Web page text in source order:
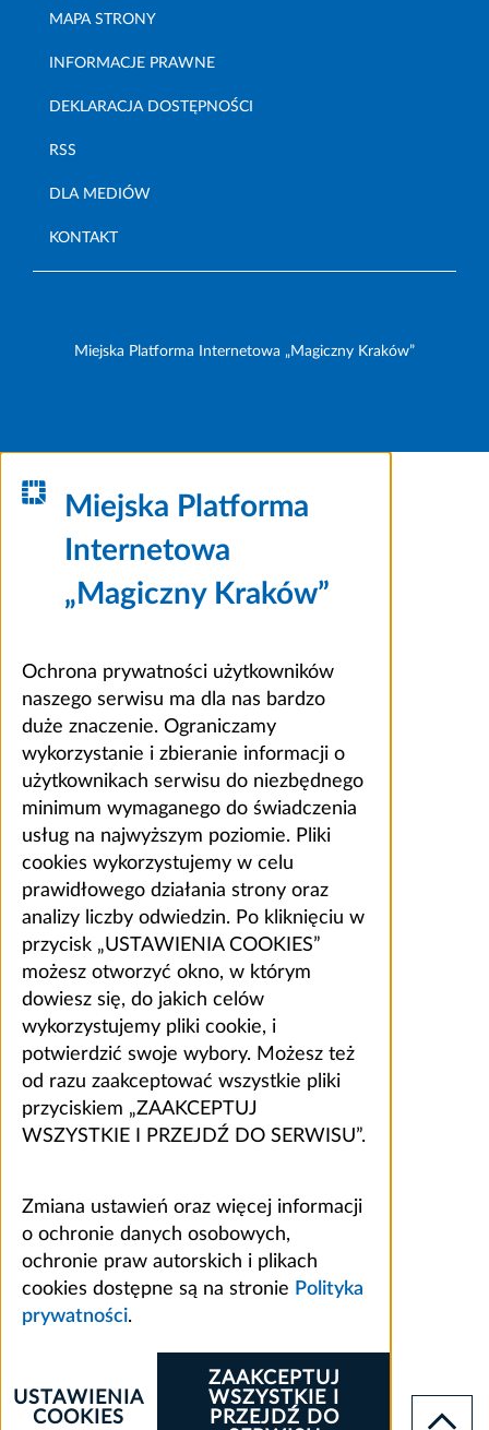
MAPA STRONY
INFORMACJE PRAWNE
DEKLARACJA DOSTĘPNOŚCI
RSS
DLA MEDIÓW
KONTAKT
Miejska Platforma Internetowa „Magiczny Kraków”
Miejska Platforma
Internetowa
„Magiczny Kraków”
Ochrona prywatności użytkowników
naszego serwisu ma dla nas bardzo
duże znaczenie. Ograniczamy
wykorzystanie i zbieranie informacji o
użytkownikach serwisu do niezbędnego
minimum wymaganego do świadczenia
usług na najwyższym poziomie. Pliki
cookies wykorzystujemy w celu
prawidłowego działania strony oraz
analizy liczby odwiedzin. Po kliknięciu w
przycisk „USTAWIENIA COOKIES”
możesz otworzyć okno, w którym
dowiesz się, do jakich celów
wykorzystujemy pliki cookie, i
potwierdzić swoje wybory. Możesz też
od razu zaakceptować wszystkie pliki
przyciskiem „ZAAKCEPTUJ
WSZYSTKIE I PRZEJDŹ DO SERWISU”.
Zmiana ustawień oraz więcej informacji
o ochronie danych osobowych,
ochronie praw autorskich i plikach
cookies dostępne są na stronie Polityka
prywatności.
ZAAKCEPTUJ
WSZYSTKIE I
PRZEJDŹ DO
USTAWIENIA
COOKIES